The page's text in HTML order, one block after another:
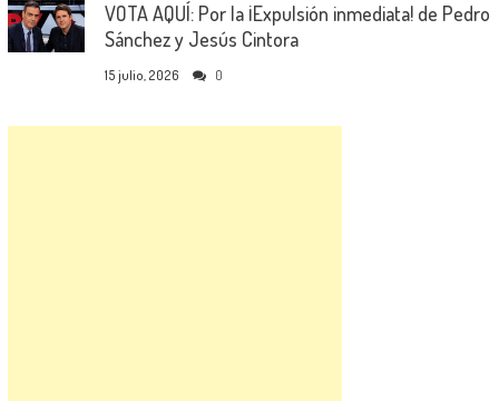
VOTA AQUÍ: Por la ¡Expulsión inmediata! de Pedro
Sánchez y Jesús Cintora
15 julio, 2026 0